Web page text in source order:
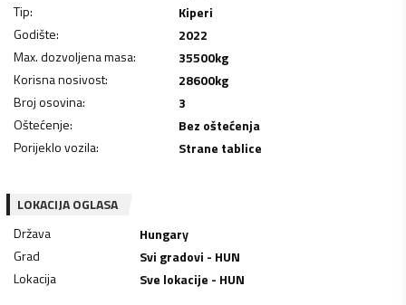
Tip:
Kiperi
Godište:
2022
Max. dozvoljena masa: 35500kg
Korisna nosivost: 28600kg
Broj osovina:
3
Oštećenje:
Bez oštećenja
Porijeklo vozila: Strane tablice
LOKACIJA OGLASA
Država
Hungary
Grad
Svi gradovi - HUN
Lokacija
Sve lokacije - HUN